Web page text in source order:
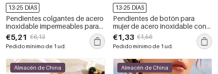
13-25 DÍAS
Pendientes colgantes de acero
inoxidable impermeables para
mujer, estilo oceánico, con
diseño de peces, estrellas de
mar y coral, de la serie Simple
Vacation.
€5,21 €6,13
Pedido mínimo de 1 ud.
13-25 DÍAS
Pendientes de botón para
mujer de acero inoxidable con
circonita color oro, resistentes
al agua y con forma geométrica.
€1,33 €1,56
Pedido mínimo de 1 ud.
Almacén de China Almacén de China